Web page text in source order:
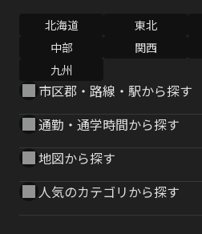
北海道 東北
中部
関西
九州
市区郡・路線・駅から探す
通勤・通学時間から探す
地図から探す
人気のカテゴリから探す